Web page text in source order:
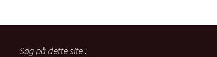
Søg på dette site :